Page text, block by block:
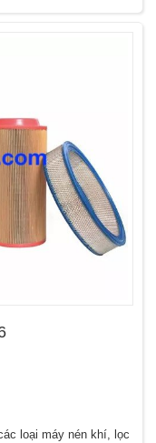
loại máy nén khí, lọc